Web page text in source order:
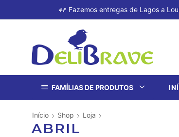
Fazemos entregas de Lagos a
FAMÍLIAS DE PRODUTOS
Início Shop Loja
ABRIL